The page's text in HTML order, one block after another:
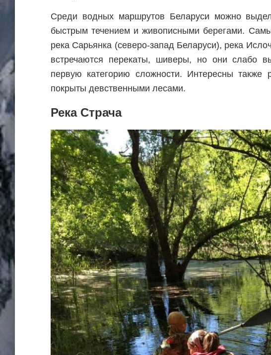
Среди водных маршрутов Беларуси можно
быстрым течением и живописными берегами.
река Сарьянка (северо-запад Беларуси), река
встречаются перекаты, шиверы, но они слабо
первую категорию сложности. Интересны также
покрыты девственными лесами.
Река Страча